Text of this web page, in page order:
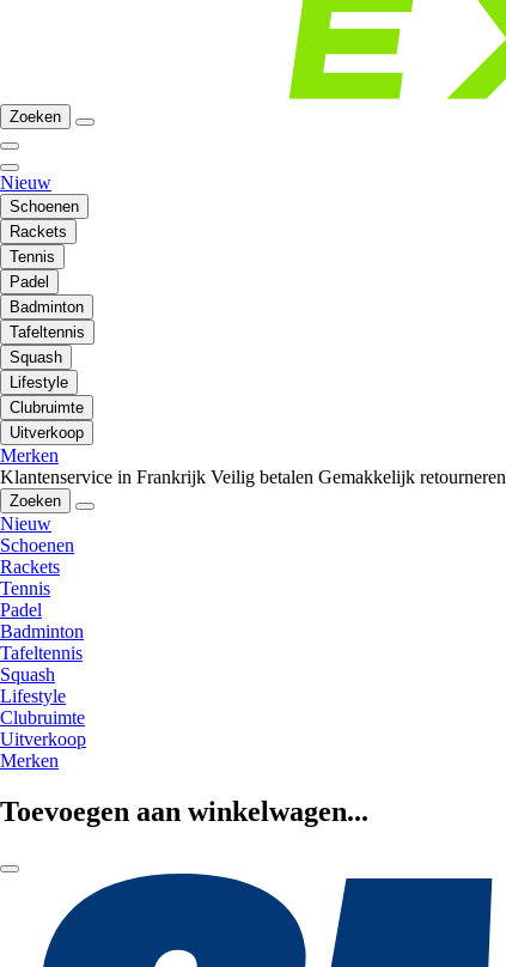
Zoeken
Nieuw
Schoenen
Rackets
Tennis
Padel
Badminton
Tafeltennis
Squash
Lifestyle
Clubruimte
Uitverkoop
Merken
Klantenservice in Frankrijk Veilig betalen Gemakkelijk retourneren
Zoeken
Nieuw
Schoenen
Rackets
Tennis
Padel
Badminton
Tafeltennis
Squash
Lifestyle
Clubruimte
Uitverkoop
Merken
Toevoegen aan winkelwagen...